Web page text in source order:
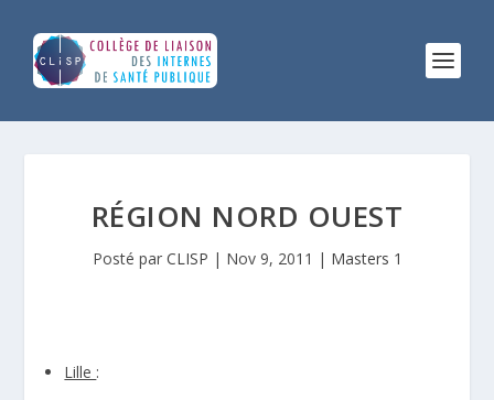
RÉGION NORD OUEST
Posté par CLISP | Nov 9, 2011 | Masters 1
Lille :